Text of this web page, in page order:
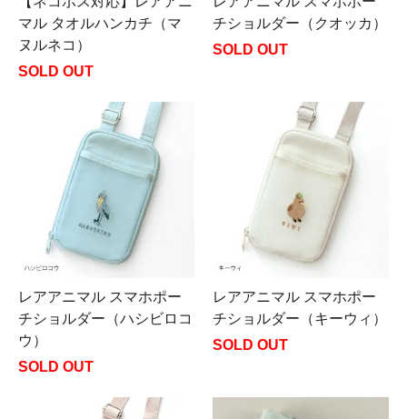
マル タオルハンカチ（マ
ヌルネコ）
SOLD OUT
チショルダー（クオッカ）
SOLD OUT
レアアニマル スマホポー
チショルダー（ハシビロコ
ウ）
SOLD OUT
レアアニマル スマホポー
チショルダー（キーウィ）
SOLD OUT